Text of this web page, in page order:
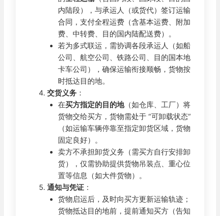
内陆段），与承运人（或货代）签订运输
合同，支付全程运费（含基本运费、附加
费、中转费、目的国内陆配送费）。
若为多式联运，需协调各段承运人（如船
公司、航空公司、铁路公司、目的国本地
卡车公司），确保运输衔接顺畅，货物按
时抵达目的地。
交货义务 ：
在买方指定的目的地（如仓库、工厂）将
货物交给买方，货物需处于 “可卸载状态”
（如运输车辆停靠至指定卸货区域，货物
固定良好）。
卖方不承担卸货义务（需买方自行安排卸
货），仅需协助提供货物吊装点、重心位
置等信息（如大件货物）。
通知与凭证 ：
货物启运后，及时向买方更新运输轨迹；
货物抵达目的地前，提前通知买方（告知